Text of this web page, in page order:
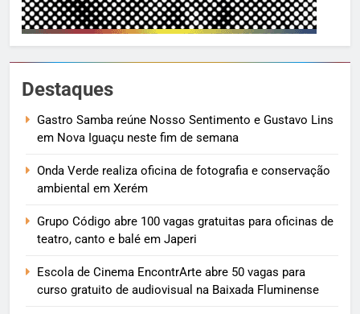
Destaques
Gastro Samba reúne Nosso Sentimento e Gustavo Lins
em Nova Iguaçu neste fim de semana
Onda Verde realiza oficina de fotografia e conservação
ambiental em Xerém
Grupo Código abre 100 vagas gratuitas para oficinas de
teatro, canto e balé em Japeri
Escola de Cinema EncontrArte abre 50 vagas para
curso gratuito de audiovisual na Baixada Fluminense